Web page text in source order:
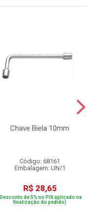
Chave Biela 10mm
Código: 68161
Embalagem: UN/1
R$ 28,65
de 5% no PIX aplicado na
finalização do pedido)